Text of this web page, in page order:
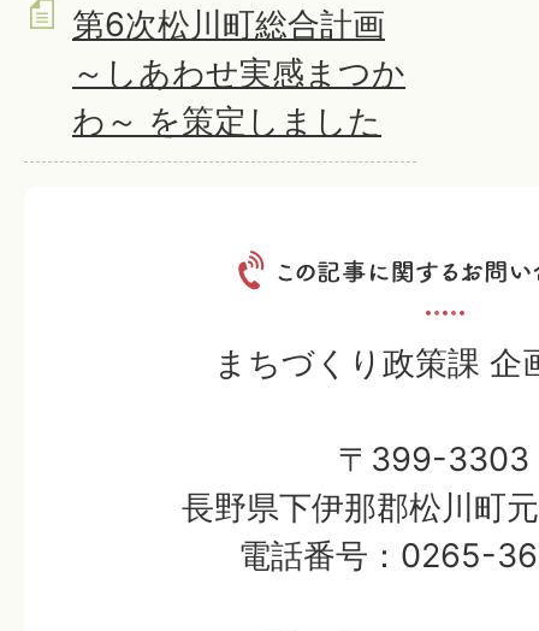
第6次松川町総合計画
～しあわせ実感まつか
わ～ を策定しました
まちづくり政策課 企
〒399-3303
長野県下伊那郡松川町
電話番号：0265-